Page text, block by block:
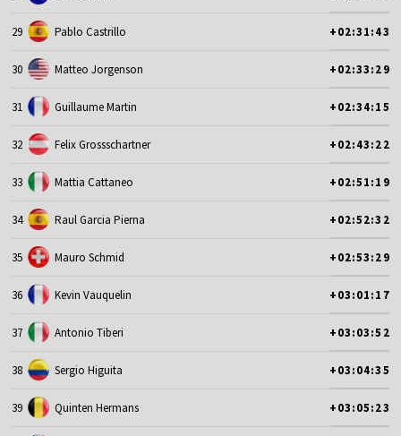
29 Pablo Castrillo +02:31:43
30 Matteo Jorgenson +02:33:29
31 Guillaume Martin +02:34:15
32 Felix Grossschartner +02:43:22
33 Mattia Cattaneo +02:51:19
34 Raul Garcia Pierna +02:52:32
35 Mauro Schmid +02:53:29
36 Kevin Vauquelin +03:01:17
37 Antonio Tiberi +03:03:52
38 Sergio Higuita +03:04:35
39 Quinten Hermans +03:05:23